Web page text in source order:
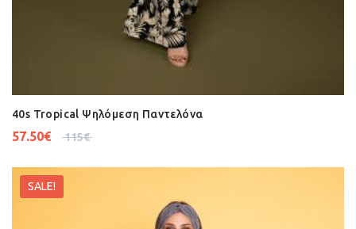
40s Tropical Ψηλόμεση Παντελόνα
115€
57.50€
SALE!